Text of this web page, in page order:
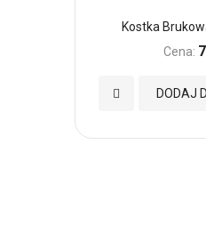
Kostka
Cena:
DODAJ
Dodaj